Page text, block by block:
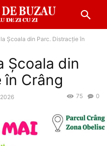
Școala din Parc. Distracție în
Școala din
în Crâng
0
75